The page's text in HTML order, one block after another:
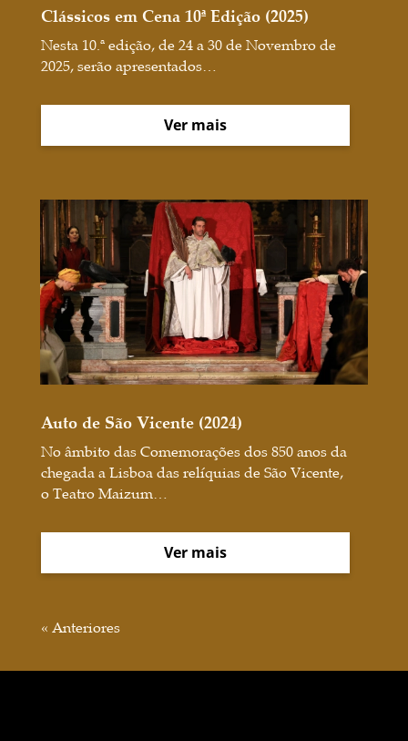
Clássicos em Cena 10ª Edição (2025)
Nesta 10.ª edição, de 24 a 30 de Novembro de
2025, serão apresentados…
Ver mais
Auto de São Vicente (2024)
No âmbito das Comemorações dos 850 anos da
chegada a Lisboa das relíquias de São Vicente,
o Teatro Maizum…
Ver mais
« Anteriores